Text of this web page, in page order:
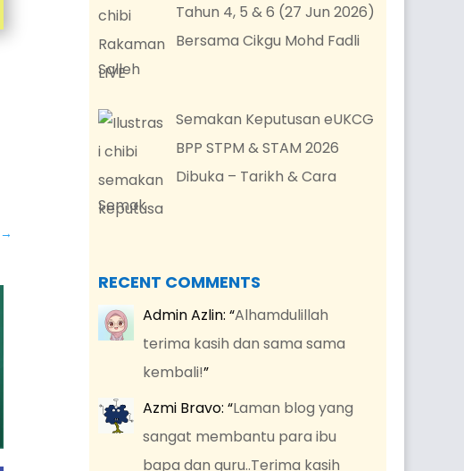
→
Tahun 4, 5 & 6 (27 Jun 2026)
Bersama Cikgu Mohd Fadli
Salleh
Semakan Keputusan eUKCG
BPP STPM & STAM 2026
Dibuka – Tarikh & Cara
Semak
RECENT COMMENTS
Admin Azlin: “Alhamdulillah
terima kasih dan sama sama
kembali!”
Azmi Bravo: “Laman blog yang
sangat membantu para ibu
bapa dan guru..Terima kasih